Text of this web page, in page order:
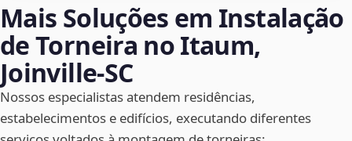
Mais Soluções em Instalação
de Torneira no Itaum,
Joinville‑SC
Nossos especialistas atendem residências,
estabelecimentos e edifícios, executando diferentes